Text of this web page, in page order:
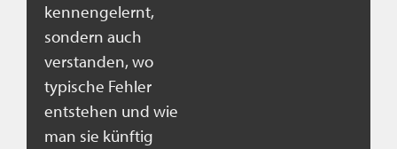
kennengelernt,
sondern auch
verstanden, wo
typische Fehler
entstehen und wie
man sie künftig